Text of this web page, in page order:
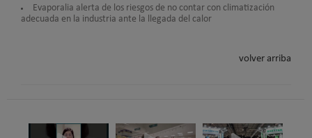
Evaporalia alerta de los riesgos de no contar con climatización
adecuada en la industria ante la llegada del calor
volver arriba